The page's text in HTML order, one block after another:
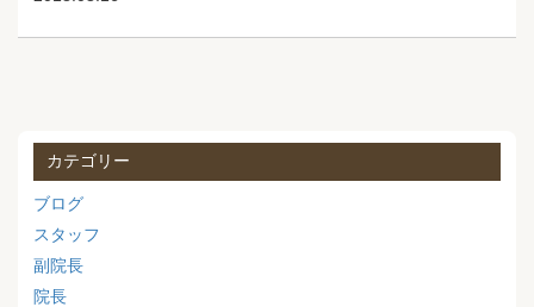
カテゴリー
ブログ
スタッフ
副院長
院長